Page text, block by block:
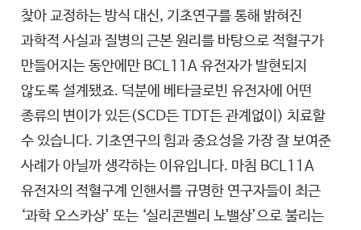
찾아 교정하는 방식 대신, 기초연구를 통해 밝혀진
과학적 사실과 질병의 근본 원리를 바탕으로 적혈구가
만들어지는 동안에만 BCL11A 유전자가 발현되지
않도록 설계됐죠. 덕분에 베타글로빈 유전자에 어떤
종류의 변이가 있든(SCD든 TDT든 관계없이) 치료할
수 있습니다. 기초연구의 힘과 중요성을 가장 잘 보여준
사례가 아닐까 생각하는 이유입니다. 마침 BCL11A
유전자의 적혈구계 인핸서를 규명한 연구자들이 최근
‘과학 오스카상’ 또는 ‘실리콘벨리 노밸상’으로 불리는